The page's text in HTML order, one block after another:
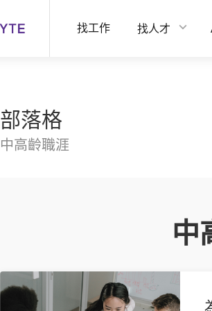
找工作 找人才
部落格
中高齡職涯
中